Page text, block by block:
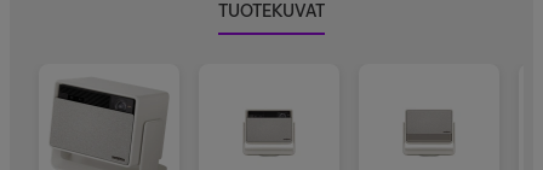
TUOTEKUVAT